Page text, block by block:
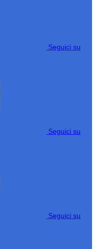
Seguici su
Seguici su
Seguici su